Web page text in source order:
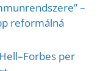
–
reformálná
per